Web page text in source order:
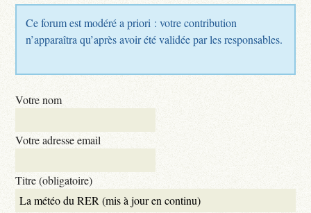
Ce forum est modéré a priori : votre contribution
n’apparaîtra qu’après avoir été validée par les responsables.
Votre nom
Votre adresse email
Titre (obligatoire)